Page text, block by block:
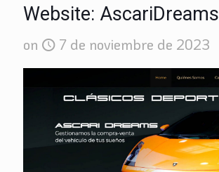
Website: AscariDreams
on 7 de noviembre de 2023